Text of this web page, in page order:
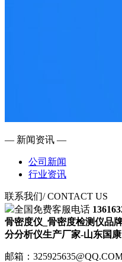
— 新闻资讯 —
公司新闻
行业资讯
联系我们/ CONTACT US
全国免费客服电话
骨密度仪_骨密度检测仪品
分分析仪生产厂家-山东国康
邮箱：